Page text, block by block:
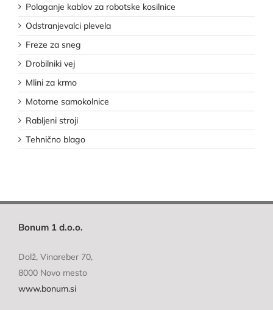
Polaganje kablov za robotske kosilnice
Odstranjevalci plevela
Freze za sneg
Drobilniki vej
Mlini za krmo
Motorne samokolnice
Rabljeni stroji
Tehnično blago
Bonum 1 d.o.o.
Dolž, Vinareber 70,
8000 Novo mesto
www.bonum.si